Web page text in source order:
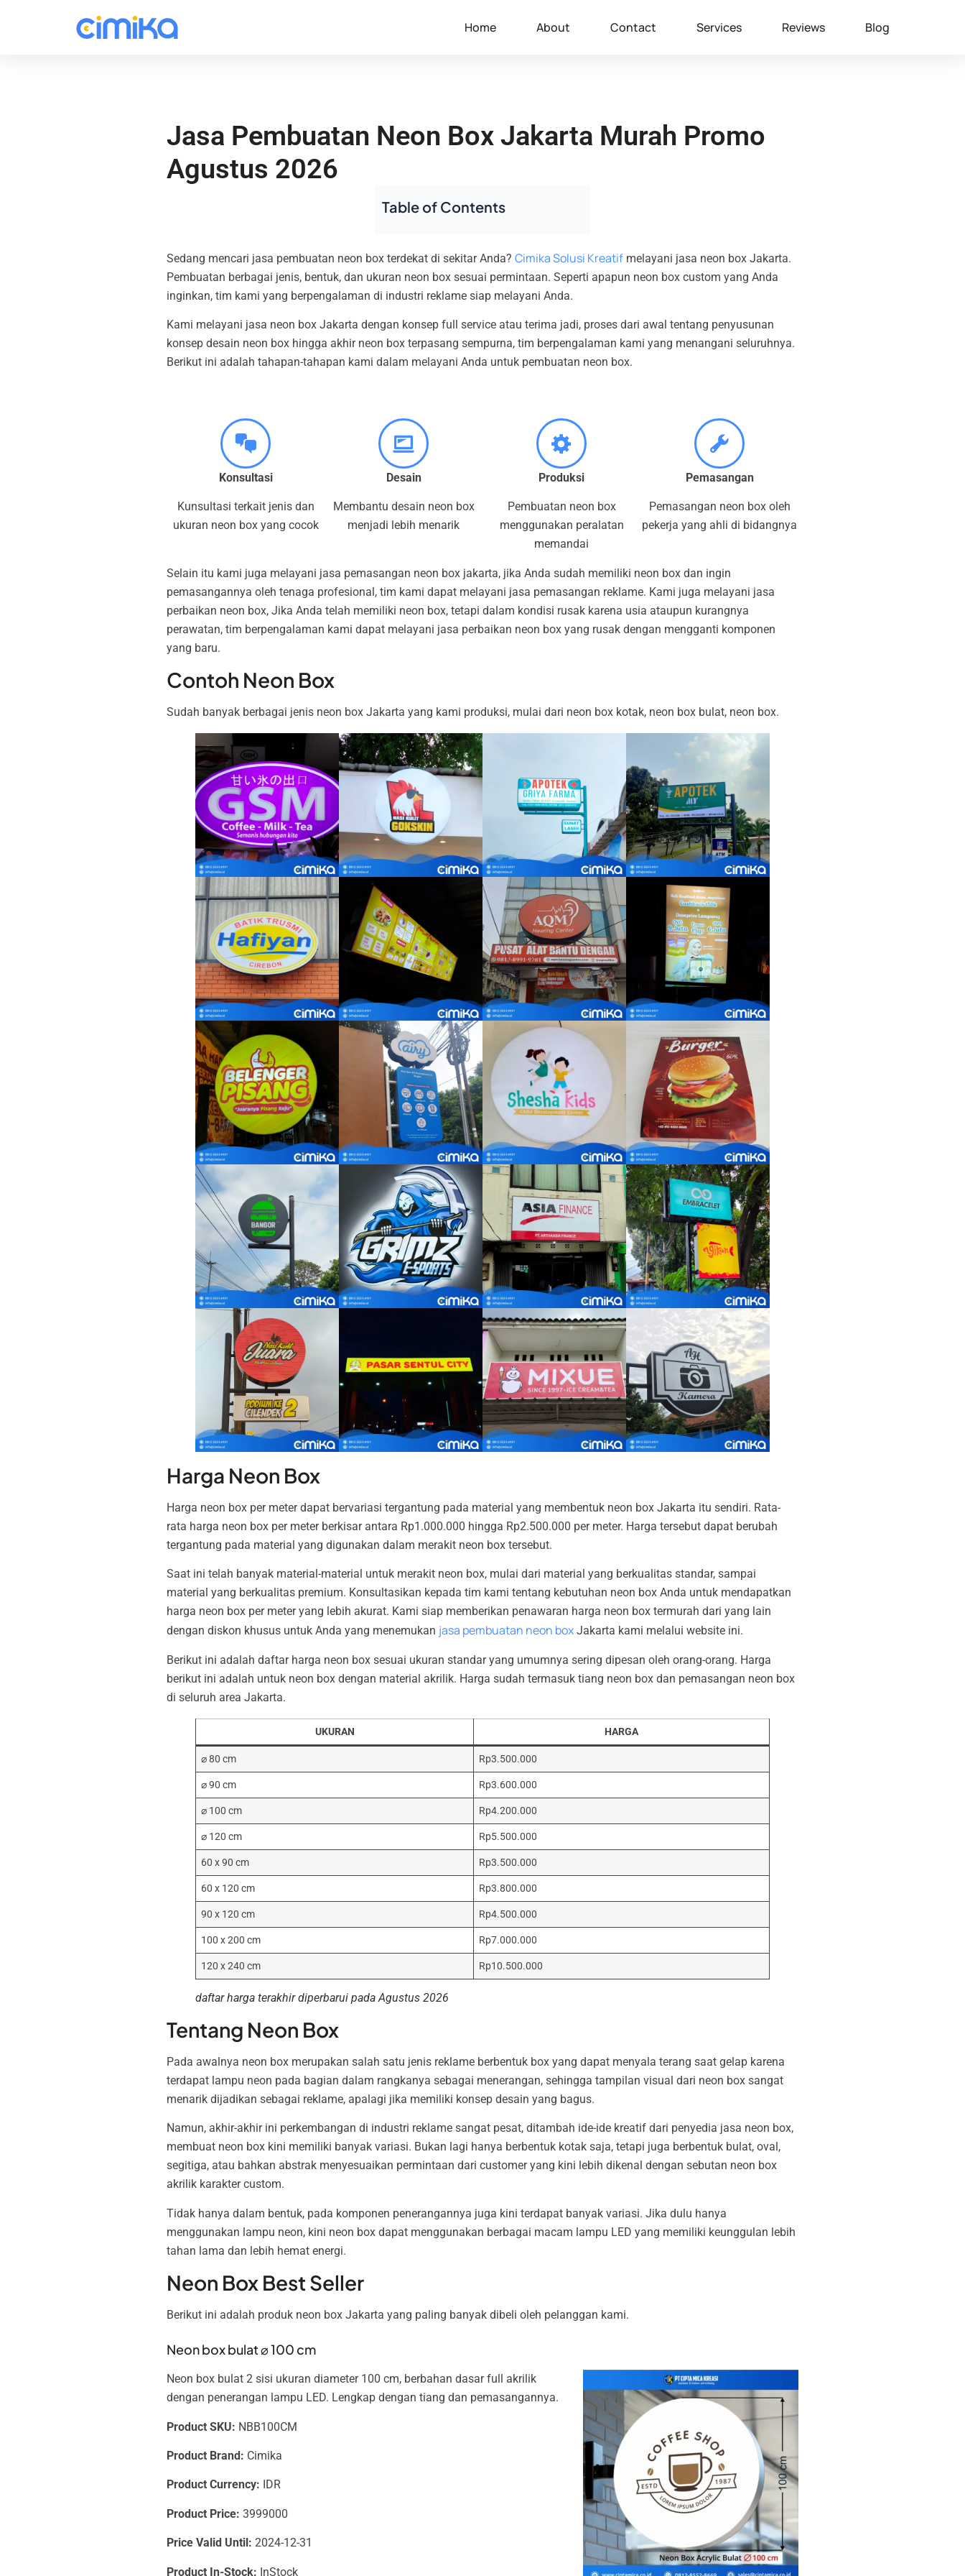
Home About Contact Services Reviews Blog
Jasa Pembuatan Neon Box Jakarta Murah Promo
Agustus 2026
Table of Contents
Sedang mencari jasa pembuatan neon box terdekat di sekitar Anda? Cimika Solusi Kreatif melayani jasa neon box Jakarta.
Pembuatan berbagai jenis, bentuk, dan ukuran neon box sesuai permintaan. Seperti apapun neon box custom yang Anda
inginkan, tim kami yang berpengalaman di industri reklame siap melayani Anda.
Kami melayani jasa neon box Jakarta dengan konsep full service atau terima jadi, proses dari awal tentang penyusunan
konsep desain neon box hingga akhir neon box terpasang sempurna, tim berpengalaman kami yang menangani seluruhnya.
Berikut ini adalah tahapan-tahapan kami dalam melayani Anda untuk pembuatan neon box.
Konsultasi
Kunsultasi terkait jenis dan
ukuran neon box yang cocok
Desain
Membantu desain neon box
menjadi lebih menarik
Produksi
Pembuatan neon box
menggunakan peralatan
memandai
Pemasangan
Pemasangan neon box oleh
pekerja yang ahli di bidangnya
Selain itu kami juga melayani jasa pemasangan neon box jakarta, jika Anda sudah memiliki neon box dan ingin
pemasangannya oleh tenaga profesional, tim kami dapat melayani jasa pemasangan reklame. Kami juga melayani jasa
perbaikan neon box, Jika Anda telah memiliki neon box, tetapi dalam kondisi rusak karena usia ataupun kurangnya
perawatan, tim berpengalaman kami dapat melayani jasa perbaikan neon box yang rusak dengan mengganti komponen
yang baru.
Contoh Neon Box
Sudah banyak berbagai jenis neon box Jakarta yang kami produksi, mulai dari neon box kotak, neon box bulat, neon box.
Harga Neon Box
Harga neon box per meter dapat bervariasi tergantung pada material yang membentuk neon box Jakarta itu sendiri. Rata-
rata harga neon box per meter berkisar antara Rp1.000.000 hingga Rp2.500.000 per meter. Harga tersebut dapat berubah
tergantung pada material yang digunakan dalam merakit neon box tersebut.
Saat ini telah banyak material-material untuk merakit neon box, mulai dari material yang berkualitas standar, sampai
material yang berkualitas premium. Konsultasikan kepada tim kami tentang kebutuhan neon box Anda untuk mendapatkan
harga neon box per meter yang lebih akurat. Kami siap memberikan penawaran harga neon box termurah dari yang lain
dengan diskon khusus untuk Anda yang menemukan jasa pembuatan neon box Jakarta kami melalui website ini.
Berikut ini adalah daftar harga neon box sesuai ukuran standar yang umumnya sering dipesan oleh orang-orang. Harga
berikut ini adalah untuk neon box dengan material akrilik. Harga sudah termasuk tiang neon box dan pemasangan neon box
di seluruh area Jakarta.
UKURAN HARGA
⌀ 80 cm Rp3.500.000
⌀ 90 cm Rp3.600.000
⌀ 100 cm Rp4.200.000
⌀ 120 cm Rp5.500.000
60 x 90 cm Rp3.500.000
60 x 120 cm Rp3.800.000
90 x 120 cm Rp4.500.000
100 x 200 cm Rp7.000.000
120 x 240 cm Rp10.500.000
daftar harga terakhir diperbarui pada Agustus 2026
Tentang Neon Box
Pada awalnya neon box merupakan salah satu jenis reklame berbentuk box yang dapat menyala terang saat gelap karena
terdapat lampu neon pada bagian dalam rangkanya sebagai menerangan, sehingga tampilan visual dari neon box sangat
menarik dijadikan sebagai reklame, apalagi jika memiliki konsep desain yang bagus.
Namun, akhir-akhir ini perkembangan di industri reklame sangat pesat, ditambah ide-ide kreatif dari penyedia jasa neon box,
membuat neon box kini memiliki banyak variasi. Bukan lagi hanya berbentuk kotak saja, tetapi juga berbentuk bulat, oval,
segitiga, atau bahkan abstrak menyesuaikan permintaan dari customer yang kini lebih dikenal dengan sebutan neon box
akrilik karakter custom.
Tidak hanya dalam bentuk, pada komponen penerangannya juga kini terdapat banyak variasi. Jika dulu hanya
menggunakan lampu neon, kini neon box dapat menggunakan berbagai macam lampu LED yang memiliki keunggulan lebih
tahan lama dan lebih hemat energi.
Neon Box Best Seller
Berikut ini adalah produk neon box Jakarta yang paling banyak dibeli oleh pelanggan kami.
Neon box bulat ⌀ 100 cm
Neon box bulat 2 sisi ukuran diameter 100 cm, berbahan dasar full akrilik
dengan penerangan lampu LED. Lengkap dengan tiang dan pemasangannya.
Product SKU: NBB100CM
Product Brand: Cimika
Product Currency: IDR
Product Price: 3999000
Price Valid Until: 2024-12-31
Product In-Stock: InStock